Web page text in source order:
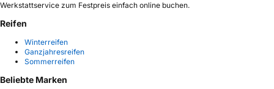
Werkstattservice zum Festpreis einfach online buchen.
Reifen
Winterreifen
Ganzjahresreifen
Sommerreifen
Beliebte Marken